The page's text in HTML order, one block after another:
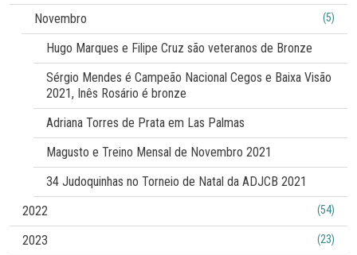
Novembro (5)
Hugo Marques e Filipe Cruz são veteranos de Bronze
Sérgio Mendes é Campeão Nacional Cegos e Baixa Visão
2021, Inês Rosário é bronze
Adriana Torres de Prata em Las Palmas
Magusto e Treino Mensal de Novembro 2021
34 Judoquinhas no Torneio de Natal da ADJCB 2021
2022
(54)
2023 (23)